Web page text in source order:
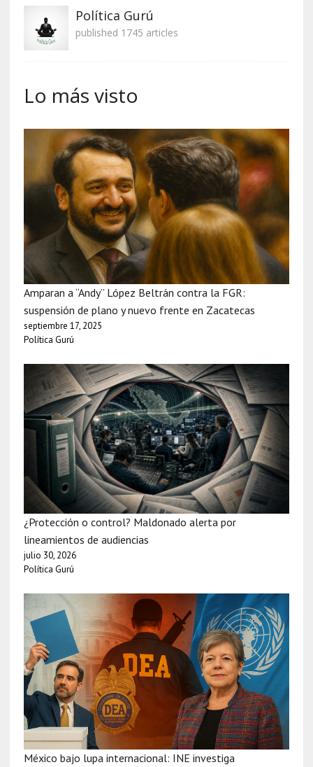
Política Gurú
published 1745 articles
Lo más visto
Amparan a “Andy” López Beltrán contra la FGR:
suspensión de plano y nuevo frente en Zacatecas
septiembre 17, 2025
Política Gurú
¿Protección o control? Maldonado alerta por
lineamientos de audiencias
julio 30, 2026
Política Gurú
México bajo lupa internacional: INE investiga